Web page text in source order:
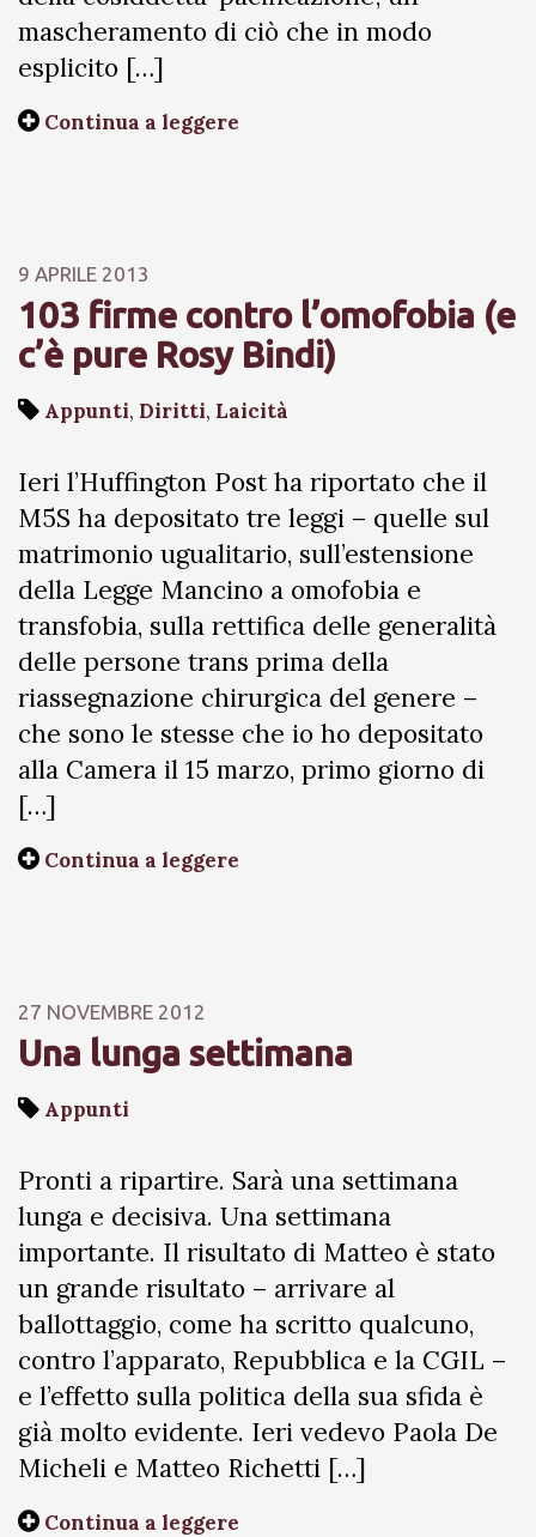
mascheramento di ciò che in modo
esplicito […]
Continua a leggere
9 APRILE 2013
103 firme contro l’omofobia (e
c’è pure Rosy Bindi)
Appunti, Diritti, Laicità
Ieri l’Huffington Post ha riportato che il
M5S ha depositato tre leggi – quelle sul
matrimonio ugualitario, sull’estensione
della Legge Mancino a omofobia e
transfobia, sulla rettifica delle generalità
delle persone trans prima della
riassegnazione chirurgica del genere –
che sono le stesse che io ho depositato
alla Camera il 15 marzo, primo giorno di
[…]
Continua a leggere
27 NOVEMBRE 2012
Una lunga settimana
Appunti
Pronti a ripartire. Sarà una settimana
lunga e decisiva. Una settimana
importante. Il risultato di Matteo è stato
un grande risultato – arrivare al
ballottaggio, come ha scritto qualcuno,
contro l’apparato, Repubblica e la CGIL –
e l’effetto sulla politica della sua sfida è
già molto evidente. Ieri vedevo Paola De
Micheli e Matteo Richetti […]
Continua a leggere